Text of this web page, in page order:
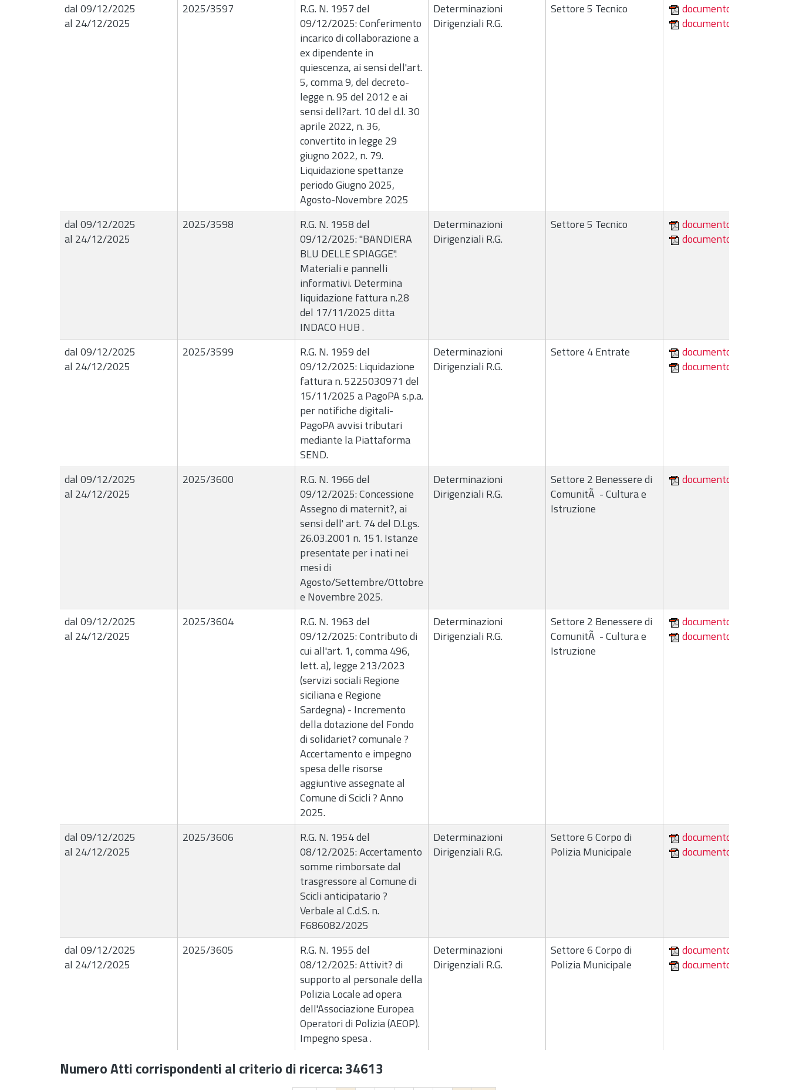
dal 09/12/2025
al 24/12/2025
2025/3597
R.G. N. 1957 del
09/12/2025: Conferimento
incarico di collaborazione a
ex dipendente in
quiescenza, ai sensi dell'art.
5, comma 9, del decreto-
legge n. 95 del 2012 e ai
sensi dell?art. 10 del d.l. 30
aprile 2022, n. 36,
convertito in legge 29
giugno 2022, n. 79.
Liquidazione spettanze
periodo Giugno 2025,
Agosto-Novembre 2025
Determinazioni
Dirigenziali R.G.
Settore 5 Tecnico
documento
documento
dal 09/12/2025
al 24/12/2025
2025/3598
R.G. N. 1958 del
09/12/2025: "BANDIERA
BLU DELLE SPIAGGE".
Materiali e pannelli
informativi. Determina
liquidazione fattura n.28
del 17/11/2025 ditta
INDACO HUB .
Determinazioni
Dirigenziali R.G.
Settore 5 Tecnico
documento
documento
dal 09/12/2025
al 24/12/2025
2025/3599
R.G. N. 1959 del
09/12/2025: Liquidazione
fattura n. 5225030971 del
15/11/2025 a PagoPA s.p.a.
per notifiche digitali-
PagoPA avvisi tributari
mediante la Piattaforma
SEND.
Determinazioni
Dirigenziali R.G.
Settore 4 Entrate
documento
documento
dal 09/12/2025
al 24/12/2025
2025/3600
R.G. N. 1966 del
09/12/2025: Concessione
Assegno di maternit?, ai
sensi dell' art. 74 del D.Lgs.
26.03.2001 n. 151. Istanze
presentate per i nati nei
mesi di
Agosto/Settembre/Ottobre
e Novembre 2025.
Determinazioni
Dirigenziali R.G.
Settore 2 Benessere di
ComunitÃ - Cultura e
Istruzione
documento
dal 09/12/2025
al 24/12/2025
2025/3604
R.G. N. 1963 del
09/12/2025: Contributo di
cui all'art. 1, comma 496,
lett. a), legge 213/2023
(servizi sociali Regione
siciliana e Regione
Sardegna) - Incremento
della dotazione del Fondo
di solidariet? comunale ?
Accertamento e impegno
spesa delle risorse
aggiuntive assegnate al
Comune di Scicli ? Anno
2025.
Determinazioni
Dirigenziali R.G.
Settore 2 Benessere di
ComunitÃ - Cultura e
Istruzione
documento
documento
dal 09/12/2025
al 24/12/2025
2025/3606
R.G. N. 1954 del
08/12/2025: Accertamento
somme rimborsate dal
trasgressore al Comune di
Scicli anticipatario ?
Verbale al C.d.S. n.
F686082/2025
Determinazioni
Dirigenziali R.G.
Settore 6 Corpo di
Polizia Municipale
documento
documento
dal 09/12/2025
al 24/12/2025
2025/3605
R.G. N. 1955 del
08/12/2025: Attivit? di
supporto al personale della
Polizia Locale ad opera
dell'Associazione Europea
Operatori di Polizia (AEOP).
Impegno spesa .
Determinazioni
Dirigenziali R.G.
Settore 6 Corpo di
Polizia Municipale
documento
documento
Numero Atti corrispondenti al criterio di ricerca: 34613